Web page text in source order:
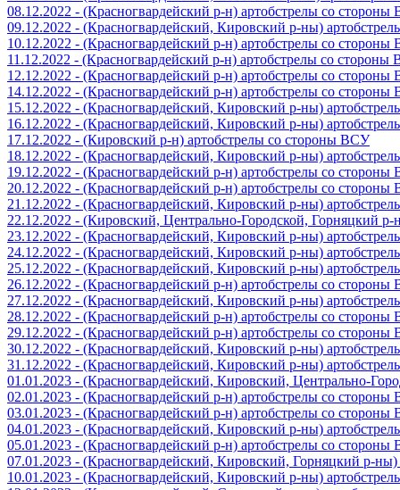
08.12.2022 - (Красногвардейский р-н) артобстрелы со
09.12.2022 - (Красногвардейский, Кировский р-ны)
10.12.2022 - (Красногвардейский р-н) артобстрелы со
11.12.2022 - (Красногвардейский р-н) артобстрелы со стороны
12.12.2022 - (Красногвардейский р-н) артобстрелы со
14.12.2022 - (Красногвардейский р-н) артобстрелы со
15.12.2022 - (Красногвардейский, Кировский р-ны)
16.12.2022 - (Красногвардейский, Кировский р-ны)
17.12.2022 - (Кировский р-н) артобстрелы со стороны ВСУ
18.12.2022 - (Красногвардейский, Кировский р-ны)
19.12.2022 - (Красногвардейский р-н) артобстрелы со
20.12.2022 - (Красногвардейский р-н) артобстрелы со
21.12.2022 - (Красногвардейский, Кировский р-ны)
22.12.2022 - (Кировский, Центрально-Городской, Горняцкий
23.12.2022 - (Красногвардейский, Кировский р-ны)
24.12.2022 - (Красногвардейский, Кировский р-ны)
25.12.2022 - (Красногвардейский, Кировский р-ны)
26.12.2022 - (Красногвардейский р-н) артобстрелы со
27.12.2022 - (Красногвардейский, Кировский р-ны)
28.12.2022 - (Красногвардейский р-н) артобстрелы со
29.12.2022 - (Красногвардейский р-н) артобстрелы со
30.12.2022 - (Красногвардейский, Кировский р-ны)
31.12.2022 - (Красногвардейский, Кировский р-ны)
01.01.2023 - (Красногвардейский, Кировский, Центрально-
02.01.2023 - (Красногвардейский р-н) артобстрелы со
03.01.2023 - (Красногвардейский р-н) артобстрелы со
04.01.2023 - (Красногвардейский, Кировский р-ны)
05.01.2023 - (Красногвардейский р-н) артобстрелы со
07.01.2023 - (Красногвардейский, Кировский, Горняцкий р-
10.01.2023 - (Красногвардейский, Кировский р-ны)